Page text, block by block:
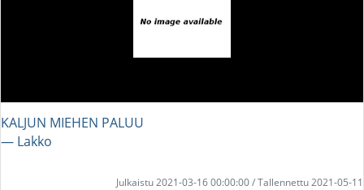
KALJUN MIEHEN PALUU
― Lakko
Julkaistu 2021-03-16 00:00:00 / Tallennettu 2021-05-11